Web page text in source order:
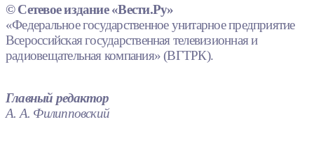
© Сетевое издание «Вести.Ру»
«Федеральное государственное унитарное предприятие
Всероссийская государственная телевизионная и
радиовещательная компания» (ВГТРК).
Главный редактор
А. А. Филипповский